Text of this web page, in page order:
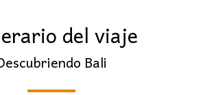
del viaje
Bali